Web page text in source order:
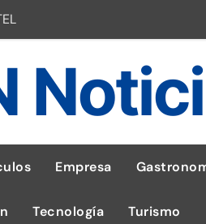
y gana una jugada gratis
volcán
seguridad
Empresa
Tecnología Turismo